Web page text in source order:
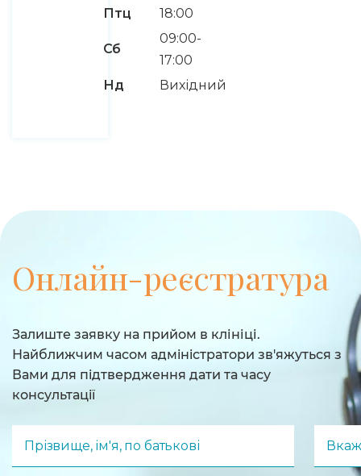
Птц
18:00
Сб
09:00-
17:00
Нд
Вихідний
Онлайн-реєстратура
Залиште заявку на прийом в клініці.
Найближчим часом адмiнiстратори зв'яжуться з
Вами для пiдтвердження дати та часу
консультацiï
Прізвище, ім'я, по батькові